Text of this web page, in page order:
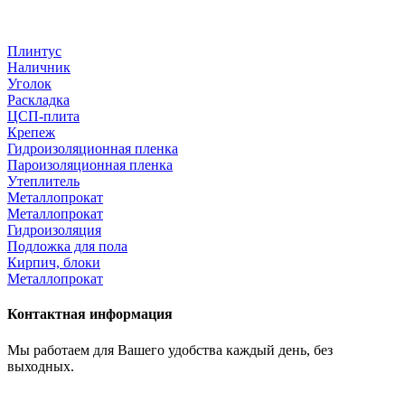
Плинтус
Наличник
Уголок
Раскладка
ЦСП-плита
Крепеж
Гидроизоляционная пленка
Пароизоляционная пленка
Утеплитель
Металлопрокат
Металлопрокат
Гидроизоляция
Подложка для пола
Кирпич, блоки
Металлопрокат
Контактная информация
Мы работаем для Вашего удобства каждый день, без
выходных.